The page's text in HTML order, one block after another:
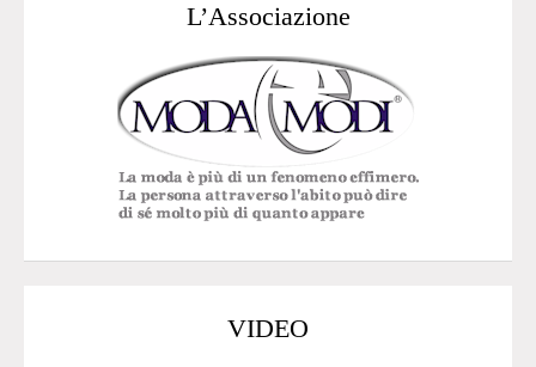
L’Associazione
VIDEO